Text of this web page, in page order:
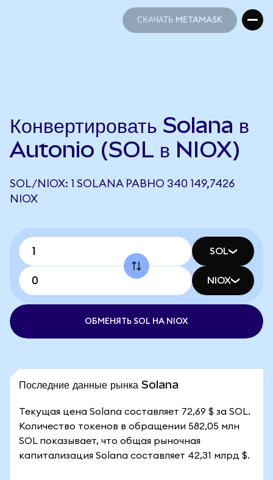
СКАЧАТЬ METAMASK
Конвертировать Solana в
Autonio (SOL в NIOX)
SOL/NIOX: 1 SOLANA РАВНО 340 149,7426
NIOX
SOL
NIOX
ОБМЕНЯТЬ SOL НА NIOX
Последние данные рынка Solana
Текущая цена Solana составляет 72,69 $ за SOL.
Количество токенов в обращении 582,05 млн
SOL показывает, что общая рыночная
капитализация Solana составляет 42,31 млрд $.